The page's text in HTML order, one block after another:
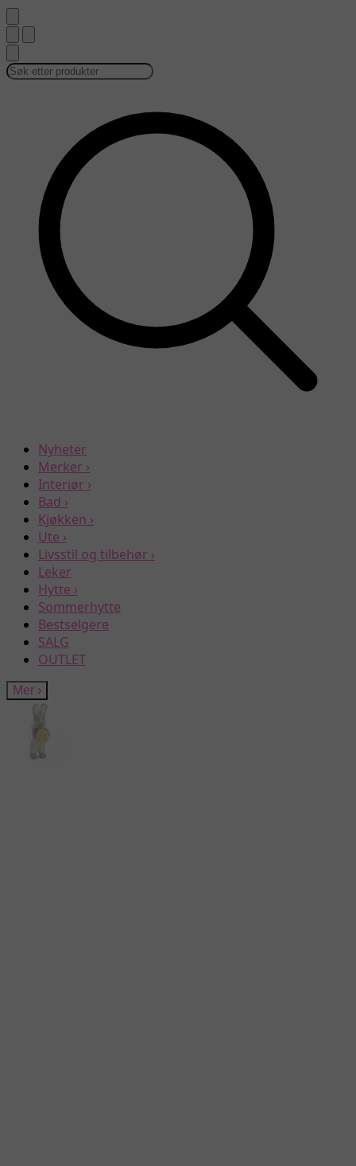
Nyheter
Merker ›
Interiør ›
Bad ›
Kjøkken ›
Ute ›
Livsstil og tilbehør ›
Leker
Hytte ›
Sommerhytte
Bestselgere
SALG
OUTLET
Mer ›